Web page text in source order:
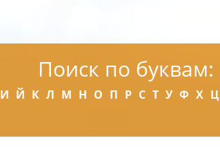
Поиск по буквам:
И Й К Л М Н О П Р С Т У Ф Х Ц